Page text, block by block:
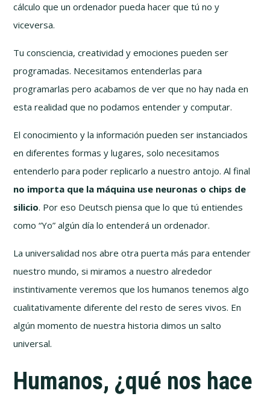
cálculo que un ordenador pueda hacer que tú no y
viceversa.
Tu consciencia, creatividad y emociones pueden ser
programadas. Necesitamos entenderlas para
programarlas pero acabamos de ver que no hay nada en
esta realidad que no podamos entender y computar.
El conocimiento y la información pueden ser instanciados
en diferentes formas y lugares, solo necesitamos
entenderlo para poder replicarlo a nuestro antojo. Al final
no importa que la máquina use neuronas o chips de
silicio. Por eso Deutsch piensa que lo que tú entiendes
como “Yo” algún día lo entenderá un ordenador.
La universalidad nos abre otra puerta más para entender
nuestro mundo, si miramos a nuestro alrededor
instintivamente veremos que los humanos tenemos algo
cualitativamente diferente del resto de seres vivos. En
algún momento de nuestra historia dimos un salto
universal.
Humanos, ¿qué nos hace